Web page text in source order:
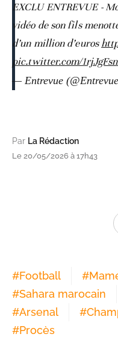
EXCLU ENTREVUE -
vidéo de son fils
d’un million d’euros
pic.twitter.com/
— Entrevue
Par La Rédaction
Le 20/05/2026 à 17h43
#Football #
#Sahara marocain
#Arsenal #
#Procès